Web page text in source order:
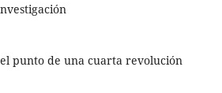
punto de una cuarta revolución